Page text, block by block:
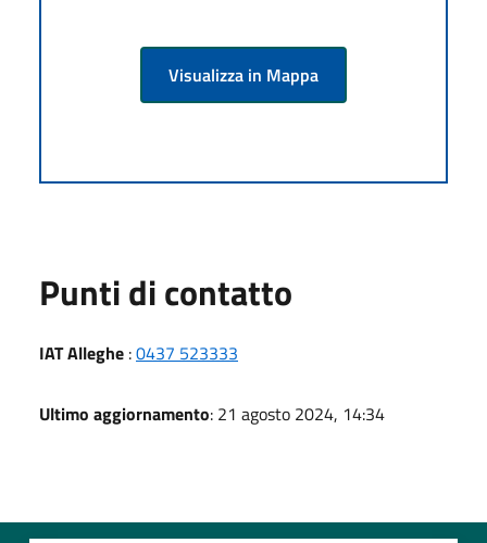
Visualizza in Mappa
Punti di contatto
IAT Alleghe :0437 523333
Ultimo aggiornamento: 21 agosto 2024, 14:34